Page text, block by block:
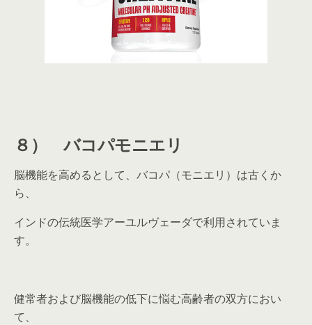
８） バコパモニエリ
脳機能を高めるとして、バコパ（モニエリ）は古くか
ら、
インドの伝統医学アーユルヴェーダで利用されていま
す。
健常者および脳機能の低下に悩む高齢者の双方におい
て、